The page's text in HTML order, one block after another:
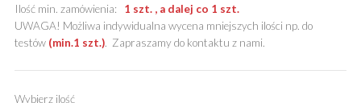
Ilość min. zamówienia: 1 szt. , a dalej co 1 szt.
UWAGA! Możliwa indywidualna wycena mniejszych ilości np. do
testów (min.1 szt.). Zapraszamy do kontaktu z nami.
Wybierz ilość